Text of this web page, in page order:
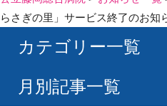
らさぎの里」サービス終了のお知
カテゴリー一覧
月別記事一覧